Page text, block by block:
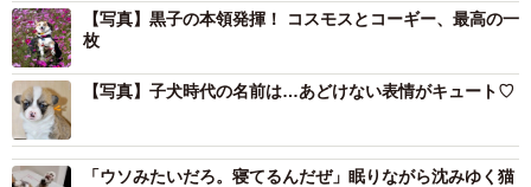
しかし、2枚目の写真になると、神楽ちゃんは少し上を見上
げるような姿勢になり、体勢が一段と低くなっています。
【写真】黒子の本領発揮！ コスモスとコーギー、最高の一
枚
【写真】子犬時代の名前は…あどけない表情がキュート♡
「ウソみたいだろ。寝てるんだぜ」眠りながら沈みゆく猫